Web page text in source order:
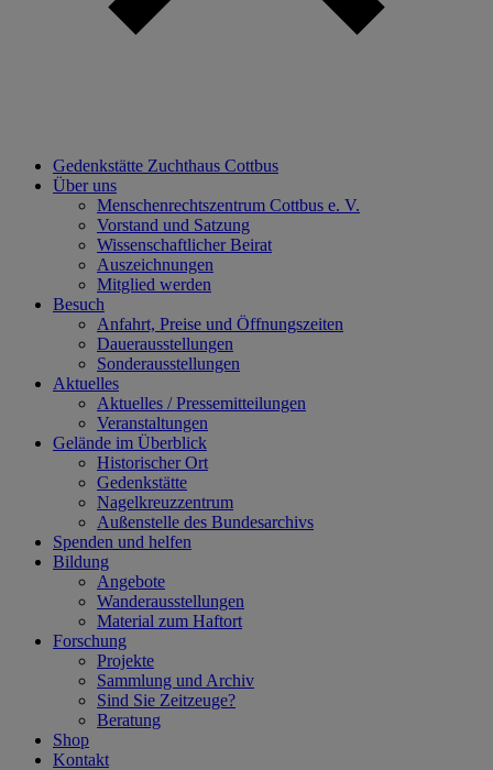
Gedenkstätte Zuchthaus Cottbus
Über uns
Menschenrechtszentrum Cottbus e. V.
Vorstand und Satzung
Wissenschaftlicher Beirat
Auszeichnungen
Mitglied werden
Besuch
Anfahrt, Preise und Öffnungszeiten
Dauerausstellungen
Sonderausstellungen
Aktuelles
Aktuelles / Pressemitteilungen
Veranstaltungen
Gelände im Überblick
Historischer Ort
Gedenkstätte
Nagelkreuzzentrum
Außenstelle des Bundesarchivs
Spenden und helfen
Bildung
Angebote
Wanderausstellungen
Material zum Haftort
Forschung
Projekte
Sammlung und Archiv
Sind Sie Zeitzeuge?
Beratung
Shop
Kontakt